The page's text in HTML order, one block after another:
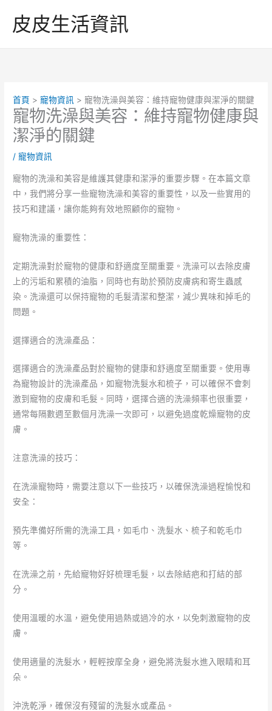
皮皮生活資訊
首頁 寵物資訊 寵物洗澡與美容：維持寵物健康與潔淨的關鍵
寵物洗澡與美容：維持寵物健康與
潔淨的關鍵
/寵物資訊
寵物的洗澡和美容是維護其健康和潔淨的重要步驟。在本篇文章
中，我們將分享一些寵物洗澡和美容的重要性，以及一些實用的
技巧和建議，讓你能夠有效地照顧你的寵物。
寵物洗澡的重要性：
定期洗澡對於寵物的健康和舒適度至關重要。洗澡可以去除皮膚
上的污垢和累積的油脂，同時也有助於預防皮膚病和寄生蟲感
染。洗澡還可以保持寵物的毛髮清潔和整潔，減少異味和掉毛的
問題。
選擇適合的洗澡產品：
選擇適合的洗澡產品對於寵物的健康和舒適度至關重要。使用專
為寵物設計的洗澡產品，如寵物洗髮水和梳子，可以確保不會刺
激到寵物的皮膚和毛髮。同時，選擇合適的洗澡頻率也很重要，
通常每隔數週至數個月洗澡一次即可，以避免過度乾燥寵物的皮
膚。
注意洗澡的技巧：
在洗澡寵物時，需要注意以下一些技巧，以確保洗澡過程愉悅和
安全：
預先準備好所需的洗澡工具，如毛巾、洗髮水、梳子和乾毛巾
等。
在洗澡之前，先給寵物好好梳理毛髮，以去除結疤和打結的部
分。
使用溫暖的水溫，避免使用過熱或過冷的水，以免刺激寵物的皮
膚。
使用適量的洗髮水，輕輕按摩全身，避免將洗髮水進入眼睛和耳
朵。
沖洗乾淨，確保沒有殘留的洗髮水或產品。